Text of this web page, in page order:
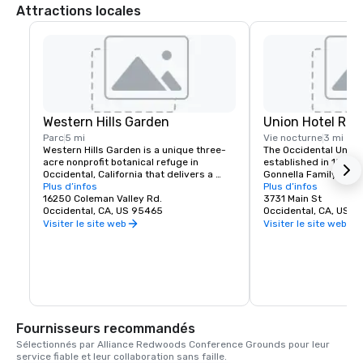
Attractions locales
Western Hills Garden
Parc5 mi
Western Hills Garden is a unique three-
acre nonprofit botanical refuge in
Occidental, California that delivers a
sensory explosion of textures, colors,
shapes, and sounds. It’s a stunning
example of cultivated biodiversity, home
to rare and important plant species,
Plus d’infos
16250 Coleman Valley Rd.
Occidental, CA, US 95465
Visiter le site web
Union Hotel
Vie nocturne3 mi
The Occidental
established in 1879.
Gonnella Family
building houses a
room, and The
opens at 6 am every
freshly baked
beer in town. The
Plus d’infos
3731 Main St
Occidental, CA, US
Visiter le site web
Fournisseurs recommandés
Sélectionnés par Alliance Redwoods Conference Grounds pour leur
service fiable et leur collaboration sans faille.